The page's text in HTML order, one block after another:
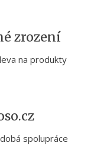
zrození
na produkty
spolupráce